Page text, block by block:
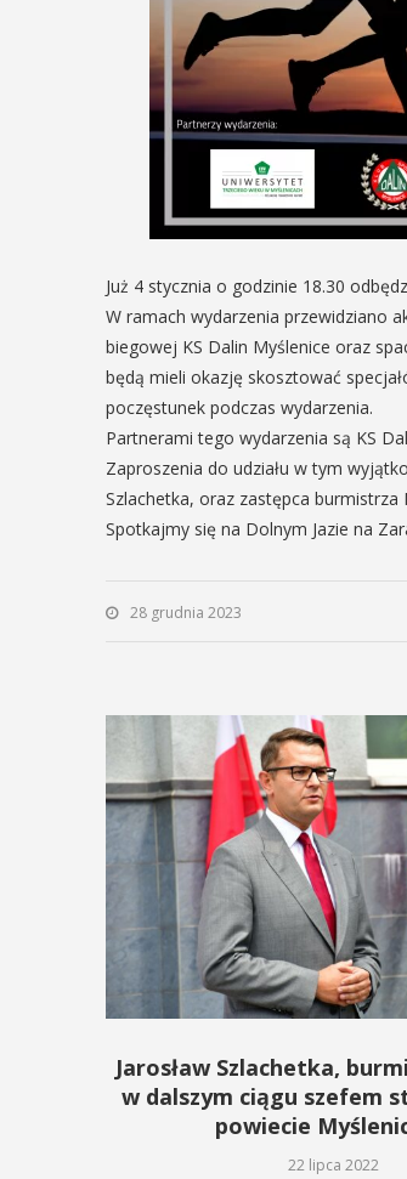
Już 4 stycznia o godzinie 18.30
W ramach wydarzenia przewidziano
biegowej KS Dalin Myślenice oraz
będą mieli okazję skosztować
poczęstunek podczas wydarzenia.
Partnerami tego wydarzenia są KS
Zaproszenia do udziału w tym
Szlachetka, oraz zastępca
Spotkajmy się na Dolnym Jazie na
28 grudnia 2023
Jarosław Szlachetka,
w dalszym ciągu szefem
powiecie
22 lipca 2022
Myślenicach odbędzie się
Turnieju Myślimira.
organizowane przez
w Myślenicach
12
będą